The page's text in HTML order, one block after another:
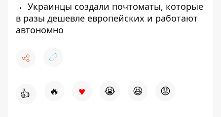
Украинцы создали почтоматы, которые
в разы дешевле европейских и работают
автономно
👍 🔥 ♥ 😭 😆 😡